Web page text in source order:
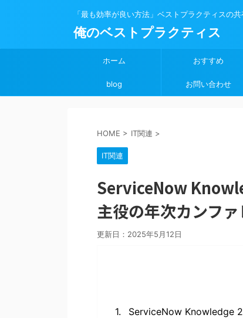
「最も効率が良い方法」ベストプラクティスの共
俺のベストプラクティス
ホーム おすすめ
blog お問い合わせ
HOME > IT関連 >
IT関連
ServiceNow
主役の年次カンフ
更新日： 2025年5月12日
ServiceNow Knowledge